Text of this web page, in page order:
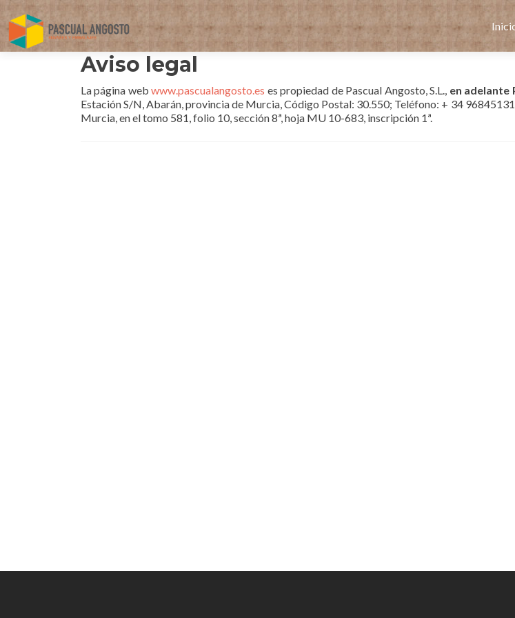
al
Aviso legal
La página webwww.pascualangosto.es es propiedad de Pascual Angosto, S.L., en adelante
Estación S/N, Abarán, provincia de Murcia, Código Postal: 30.550; Teléfono: + 34
Murcia, en el tomo 581, folio 10, sección 8ª, hoja MU 10-683, inscripción 1ª.